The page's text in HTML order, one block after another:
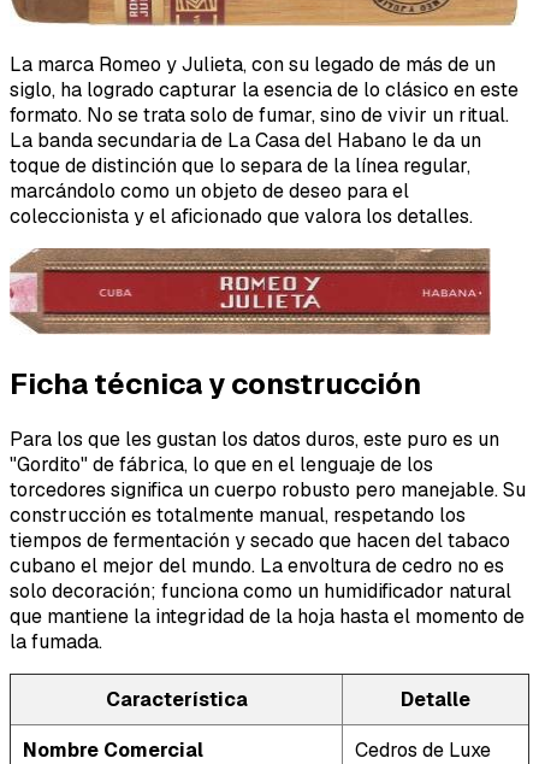
La marca Romeo y Julieta, con su legado de más de un
siglo, ha logrado capturar la esencia de lo clásico en este
formato. No se trata solo de fumar, sino de vivir un ritual.
La banda secundaria de La Casa del Habano le da un
toque de distinción que lo separa de la línea regular,
marcándolo como un objeto de deseo para el
coleccionista y el aficionado que valora los detalles.
Ficha técnica y construcción
Para los que les gustan los datos duros, este puro es un
"Gordito" de fábrica, lo que en el lenguaje de los
torcedores significa un cuerpo robusto pero manejable. Su
construcción es totalmente manual, respetando los
tiempos de fermentación y secado que hacen del tabaco
cubano el mejor del mundo. La envoltura de cedro no es
solo decoración; funciona como un humidificador natural
que mantiene la integridad de la hoja hasta el momento de
la fumada.
Característica
Detalle
Nombre Comercial
Cedros de Luxe